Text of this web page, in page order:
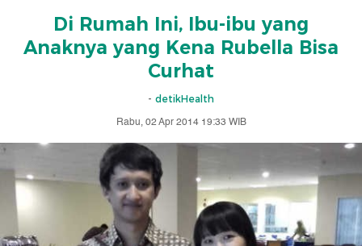
Di Rumah Ini, Ibu-ibu yang
Anaknya yang Kena Rubella Bisa
Curhat
- detikHealth
Rabu, 02 Apr 2014 19:33 WIB